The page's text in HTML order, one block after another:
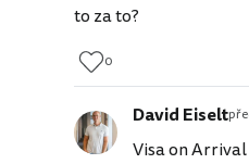
to za to?
0
David Eiselt
Visa on Arrival